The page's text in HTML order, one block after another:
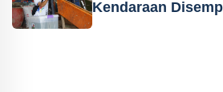
Kendaraan